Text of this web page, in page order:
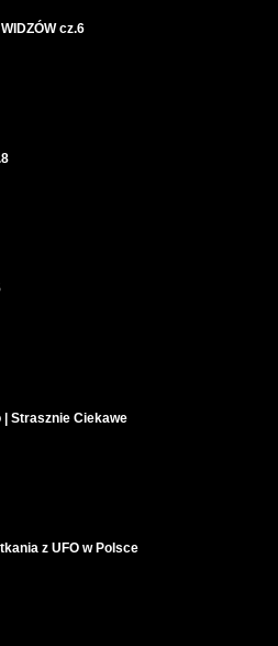
cz.6
| Strasznie Ciekawe
z UFO w Polsce